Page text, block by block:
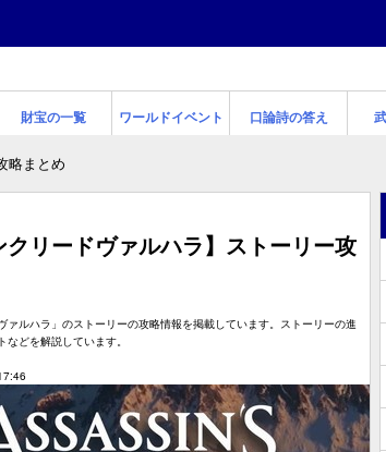
財宝の一覧 ワールドイベント 口論詩の答え
略まとめ
クリードヴァルハラ】ストーリー攻
ァルハラ」のストーリーの攻略情報を掲載しています。ストーリーの進
どを解説しています。